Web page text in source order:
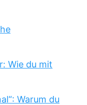
Wie du mit
Warum du